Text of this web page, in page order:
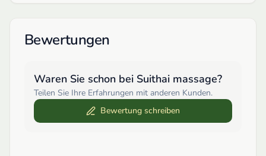
Bewertungen
Waren Sie schon bei Suithai massage?
Teilen Sie Ihre Erfahrungen mit anderen Kunden.
Bewertung schreiben